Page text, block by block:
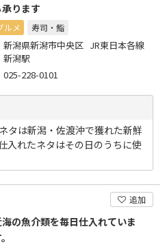
承ります
ルメ 寿司・鮨
新潟県新潟市中央区 JR東日本各線
新潟駅
025-228-0101
タは新潟・佐渡沖で獲れた新鮮
入れたネタはその日のうちに使
追加
の魚介類を毎日仕入れていま